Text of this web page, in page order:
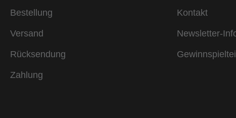
Bestellung
Versand
Rücksendung
Zahlung
Kontakt
Newsletter-